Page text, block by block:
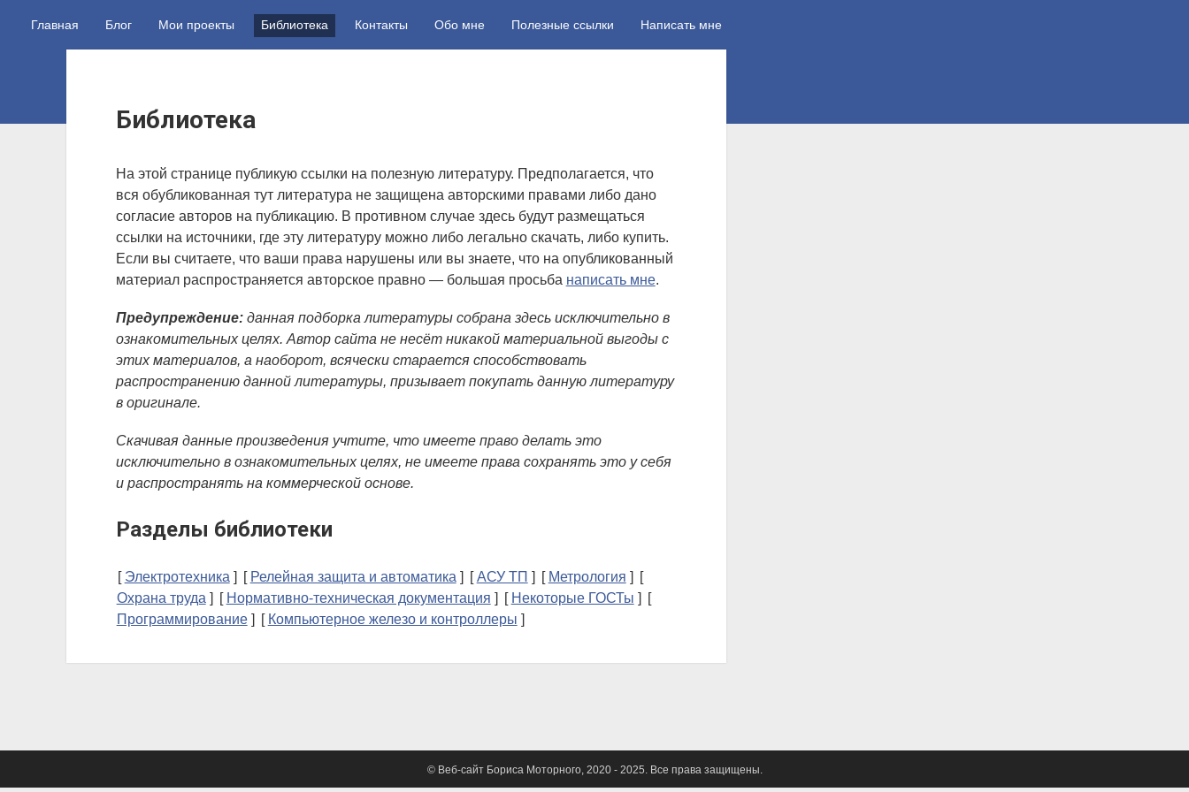
Главная Блог Мои проекты Библиотека Контакты Обо мне Полезные ссылки Написать мне
Библиотека
На этой странице публикую ссылки на полезную литературу. Предполагается, что
вся обубликованная тут литература не защищена авторскими правами либо дано
согласие авторов на публикацию. В противном случае здесь будут размещаться
ссылки на источники, где эту литературу можно либо легально скачать, либо купить.
Если вы считаете, что ваши права нарушены или вы знаете, что на опубликованный
материал распространяется авторское правно — большая просьба написать мне.
Предупреждение:данная подборка литературы собрана здесь исключительно в
ознакомительных целях. Автор сайта не несёт никакой материальной выгоды с
этих материалов, а наоборот, всячески старается способствовать
распространению данной литературы, призывает покупать данную литературу
в оригинале.
Скачивая данные произведения учтите, что имеете право делать это
исключительно в ознакомительных целях, не имеете права сохранять это у себя
и распространять на коммерческой основе.
Разделы библиотеки
Электротехника Релейная защита и автоматика АСУ ТП
Метрология
Охрана труда
Нормативно-техническая документация
Некоторые ГОСТы
Программирование
Компьютерное железо и контроллеры
Б
© Веб-сайт Бориса Моторного, 2020 - 2025. Все права защищены.